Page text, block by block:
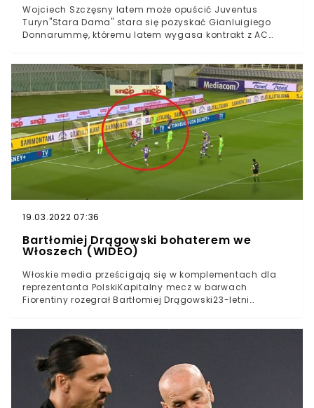
spadkowicze Crotone i Parma.
Wojciech Szczęsny latem może opuścić Juventus
Turyn"Stara Dama" stara się pozyskać Gianluigiego
Donnarummę, któremu latem wygasa kontrakt z AC
AncelottiWojciech Szczęsny już za kilka tygodni może
zakończyć swoją przygodę z Juventusem Turyn. Włoskie
media coraz częściej informują, że "Stara Dama" jest
bardzo blisko podpisania kontraktu z Gianluigim
Donnarummą.Włoski bramkarz jest obecnie
zawodnikiem AC Milanu, ale jego kontrakt z klubem
obowiązuje tylko do końca czerwca i wciąż nie został
przedłużony. Kością niezgody mają być zbyt
wygórowane oczekiwania finansowe 22-latka.
19.03.2022 07:36
Bartłomiej Drągowski bohaterem we
Włoszech (WIDEO)
Włoskie media prześcigają się w komplementach dla
reprezentanta PolskiKapitalny mecz w barwach
Fiorentiny rozegrał Bartłomiej Drągowski23-letni
ożywają plotki, że Drągowski latem może zostać
bohaterem głośnego transferuBartłomiej Drągowski
rozegrał kolejny świetny mecz w barwach Fiorentiny.
Polak przyczynił się do zwycięstwa 2:0 nad Lazio Rzym.
Włoscy dziennikarze w pomeczowych ocenach wręcz
rozpływają się nad reprezentantem Polski.